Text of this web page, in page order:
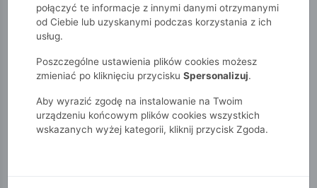
Monnari Zobacz wszystko Płaszcze
Klasyczne
Płaszcz damski z kapturem
połączyć te informacje z innymi danymi otrzymanymi
od Ciebie lub uzyskanymi podczas korzystania z ich
usług.
Poszczególne ustawienia plików cookies możesz
zmieniać po kliknięciu przycisku Spersonalizuj.
Aby wyrazić zgodę na instalowanie na Twoim
urządzeniu końcowym plików cookies wszystkich
wskazanych wyżej kategorii, kliknij przycisk Zgoda.